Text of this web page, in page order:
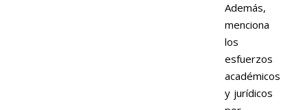
Además,
menciona
los
esfuerzos
académicos
y jurídicos